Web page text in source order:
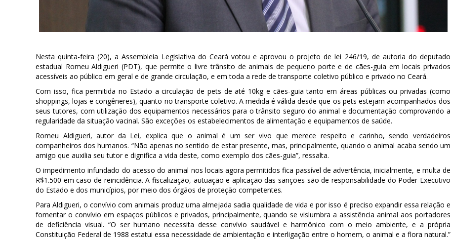
Nesta quinta-feira (20), a Assembleia Legislativa do Ceará votou e aprovou o projeto de lei 246/19, de autoria do deputado
estadual Romeu Aldigueri (PDT), que permite o livre trânsito de animais de pequeno porte e de cães-guia em locais privados
acessíveis ao público em geral e de grande circulação, e em toda a rede de transporte coletivo público e privado no Ceará.
Com isso, fica permitida no Estado a circulação de pets de até 10kg e cães-guia tanto em áreas públicas ou privadas (como
shoppings, lojas e congêneres), quanto no transporte coletivo. A medida é válida desde que os pets estejam acompanhados dos
seus tutores, com utilização dos equipamentos necessários para o trânsito seguro do animal e documentação comprovando a
regularidade da situação vacinal. São exceções os estabelecimentos de alimentação e equipamentos de saúde.
Romeu Aldigueri, autor da Lei, explica que o animal é um ser vivo que merece respeito e carinho, sendo verdadeiros
companheiros dos humanos. “Não apenas no sentido de estar presente, mas, principalmente, quando o animal acaba sendo um
amigo que auxilia seu tutor e dignifica a vida deste, como exemplo dos cães-guia”, ressalta.
O impedimento infundado do acesso do animal nos locais agora permitidos fica passível de advertência, inicialmente, e multa de
R$1.500 em caso de reincidência. A fiscalização, autuação e aplicação das sanções são de responsabilidade do Poder Executivo
do Estado e dos municípios, por meio dos órgãos de proteção competentes.
Para Aldigueri, o convívio com animais produz uma almejada sadia qualidade de vida e por isso é preciso expandir essa relação e
fomentar o convívio em espaços públicos e privados, principalmente, quando se vislumbra a assistência animal aos portadores
de deficiência visual. “O ser humano necessita desse convívio saudável e harmônico com o meio ambiente, e a própria
Constituição Federal de 1988 estatui essa necessidade de ambientação e interligação entre o homem, o animal e a flora natural.”